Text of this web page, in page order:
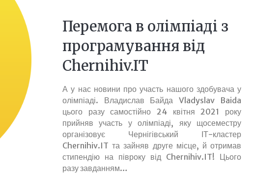
Перемога в олімпіаді з
програмування від
Chernihiv.IT
А у нас новини про участь нашого здобувача у
олімпіаді. Владислав Байда Vladyslav Baida
цього разу самостійно 24 квітня 2021 року
прийняв участь у олімпіаді, яку щосеместру
організовує Чернігівський ІТ-кластер
Chernihiv.IT та зайняв друге місце, й отримав
стипендію на півроку від Chernihiv.IT! Цього
разу завданням…